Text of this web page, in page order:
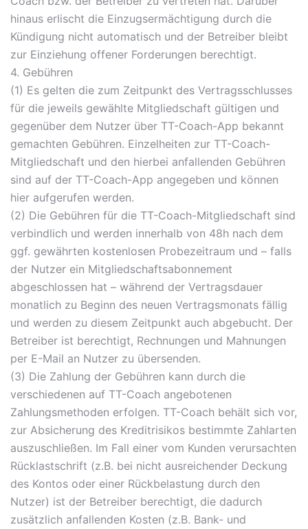
hinaus erlischt die Einzugsermächtigung durch die
Kündigung nicht automatisch und der Betreiber bleibt
zur Einziehung offener Forderungen berechtigt.
4. Gebühren
(1) Es gelten die zum Zeitpunkt des Vertragsschlusses
für die jeweils gewählte Mitgliedschaft gültigen und
gegenüber dem Nutzer über TT-Coach-App bekannt
gemachten Gebühren. Einzelheiten zur TT-Coach-
Mitgliedschaft und den hierbei anfallenden Gebühren
sind auf der TT-Coach-App angegeben und können
hier aufgerufen werden.
(2) Die Gebühren für die TT-Coach-Mitgliedschaft sind
verbindlich und werden innerhalb von 48h nach dem
ggf. gewährten kostenlosen Probezeitraum und – falls
der Nutzer ein Mitgliedschaftsabonnement
abgeschlossen hat – während der Vertragsdauer
monatlich zu Beginn des neuen Vertragsmonats fällig
und werden zu diesem Zeitpunkt auch abgebucht. Der
Betreiber ist berechtigt, Rechnungen und Mahnungen
per E-Mail an Nutzer zu übersenden.
(3) Die Zahlung der Gebühren kann durch die
verschiedenen auf TT-Coach angebotenen
Zahlungsmethoden erfolgen. TT-Coach behält sich vor,
zur Absicherung des Kreditrisikos bestimmte Zahlarten
auszuschließen. Im Fall einer vom Kunden verursachten
Rücklastschrift (z.B. bei nicht ausreichender Deckung
des Kontos oder einer Rückbelastung durch den
Nutzer) ist der Betreiber berechtigt, die dadurch
zusätzlich anfallenden Kosten (z.B. Bank- und